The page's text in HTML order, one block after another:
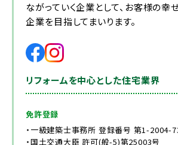
ながっていく企業として、お客様の幸
企業を目指してまいります。
リフォームを中心とした住宅業界
免許登録
・一級建築士事務所 登録番号 第1-2004-
・国土交通大臣 許可(般-5)第25003号